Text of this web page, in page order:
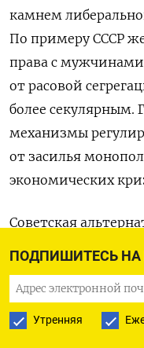
ПОДПИШИТЕСЬ
Утренняя
камнем
По примеру СССР
права с
от расовой
более секулярным.
механизмы
от засилья
экономических
Советская
мировой войны
демократии не